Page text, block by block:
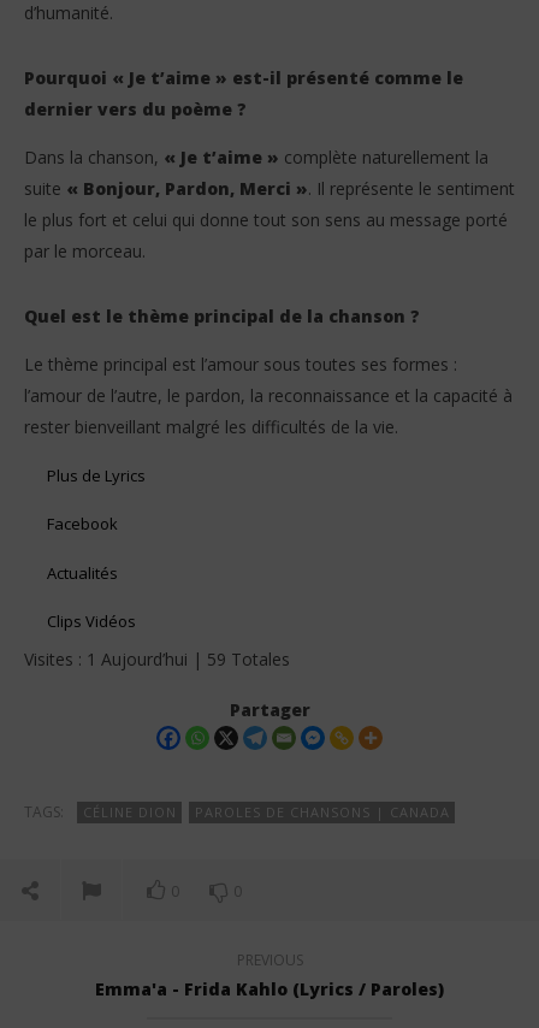
d’humanité.
Pourquoi « Je t’aime » est-il présenté comme le
dernier vers du poème ?
Dans la chanson, « Je t’aime » complète naturellement la
suite « Bonjour, Pardon, Merci ». Il représente le sentiment
le plus fort et celui qui donne tout son sens au message porté
par le morceau.
Quel est le thème principal de la chanson ?
Le thème principal est l’amour sous toutes ses formes :
l’amour de l’autre, le pardon, la reconnaissance et la capacité à
rester bienveillant malgré les difficultés de la vie.
Plus de Lyrics
Facebook
Actualités
Clips Vidéos
Visites : 1 Aujourd’hui | 59 Totales
Partager
TAGS: CÉLINE DION PAROLES DE CHANSONS | CANADA
0 0
PREVIOUS
Emma'a - Frida Kahlo (Lyrics / Paroles)